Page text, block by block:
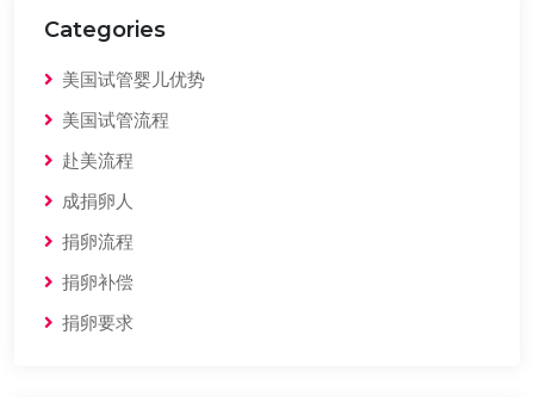
Categories
美国试管婴儿优势
美国试管流程
赴美流程
成捐卵人
捐卵流程
捐卵补偿
捐卵要求